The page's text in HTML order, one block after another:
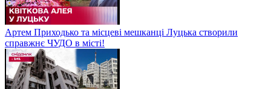
Артем Приходько та місцеві мешканці Луцька створили
справжнє ЧУДО в місті!